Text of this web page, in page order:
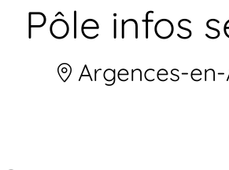
Pôle infos
Argences-